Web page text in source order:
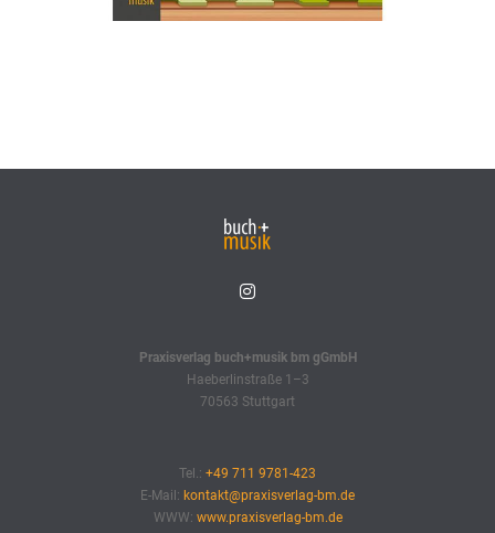
Praxisverlag buch+musik bm gGmbH
Haeberlinstraße 1–3
70563 Stuttgart
Tel.: +49 711 9781-423
E-Mail: kontakt@praxisverlag-bm.de
WWW: www.praxisverlag-bm.de